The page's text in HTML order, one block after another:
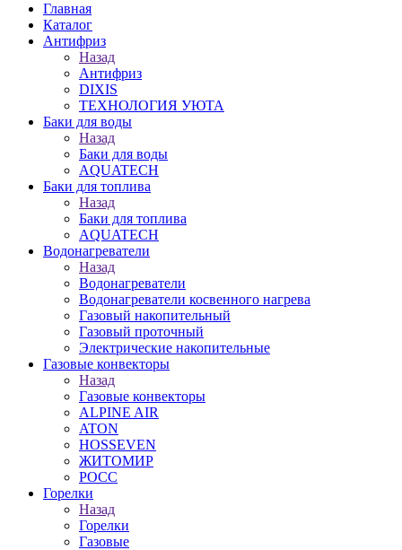
Главная
Каталог
Антифриз
Назад
Антифриз
DIXIS
ТЕХНОЛОГИЯ УЮТА
Баки для воды
Назад
Баки для воды
AQUATECH
Баки для топлива
Назад
Баки для топлива
AQUATECH
Водонагреватели
Назад
Водонагреватели
Водонагреватели косвенного нагрева
Газовый накопительный
Газовый проточный
Электрические накопительные
Газовые конвекторы
Назад
Газовые конвекторы
ALPINE AIR
ATON
HOSSEVEN
ЖИТОМИР
РОСС
Горелки
Назад
Горелки
Газовые